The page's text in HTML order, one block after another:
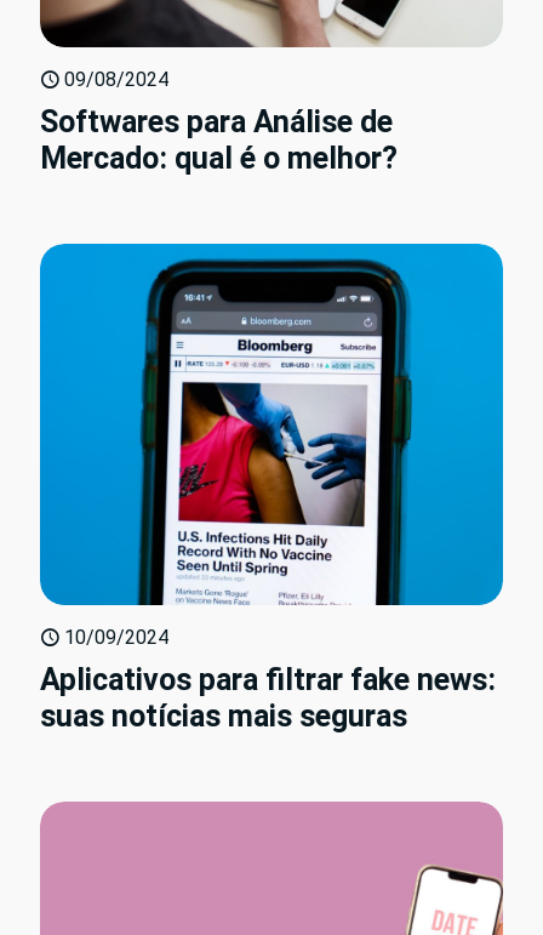
09/08/2024
Softwares para Análise de
Mercado: qual é o melhor?
10/09/2024
Aplicativos para filtrar fake news:
suas notícias mais seguras